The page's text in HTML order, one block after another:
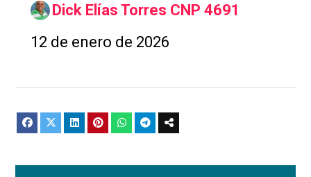
12 de enero de 2026
Dick Elías Torres CNP 4691